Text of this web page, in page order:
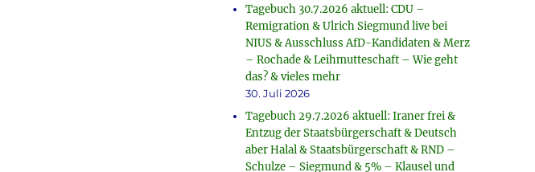
Tagebuch 30.7.2026 aktuell: CDU –
Remigration & Ulrich Siegmund live bei
NIUS & Ausschluss AfD-Kandidaten & Merz
– Rochade & Leihmutteschaft – Wie geht
das? & vieles mehr
30. Juli 2026
Tagebuch 29.7.2026 aktuell: Iraner frei &
Entzug der Staatsbürgerschaft & Deutsch
aber Halal & Staatsbürgerschaft & RND –
Schulze – Siegmund & 5% – Klausel und